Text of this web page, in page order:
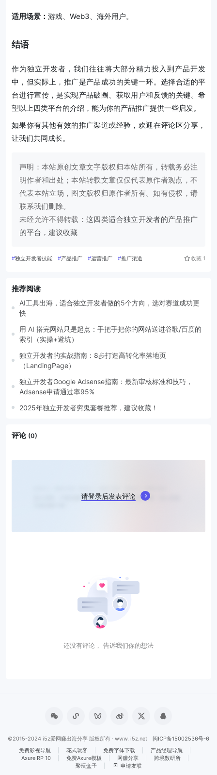
适用场景： 游戏、Web3、海外用户。
结语
作为独立开发者，我们往往将大部分精力投入到产品开发
中，但实际上，推广是产品成功的关键一环。选择合适的平
台进行宣传，是实现产品破圈、获取用户和反馈的关键。希
望以上四类平台的介绍，能为你的产品推广提供一些启发。
如果你有其他有效的推广渠道或经验，欢迎在评论区分享，
让我们共同成长。
声明：本站原创文章文字版权归本站所有，转载务必注
明作者和出处；本站转载文章仅仅代表原作者观点，不
代表本站立场，图文版权归原作者所有。如有侵权，请
联系我们删除。
未经允许不得转载：这四类适合独立开发者的产品推广
的平台，建议收藏
#独立开发者技能 #产品推广 #运营推广 #推广渠道 收藏 1
推荐阅读
AI工具出海，适合独立开发者做的5个方向，选对赛道成功更
快
用 AI 搭完网站只是起点：手把手把你的网站送进谷歌/百度的
索引（实操+避坑）
独立开发者的实战指南：8步打造高转化率落地页
（LandingPage）
独立开发者Google Adsense指南：最新审核标准和技巧，
Adsense申请通过率95%
2025年独立开发者穷鬼套餐推荐，建议收藏！
评论 (0)
请登录后发表评论
还没有评论， 告诉我们你的想法
©2015-2024 i5z爱网赚出海分享 版权所有 · www. i5z.net 闽ICP备15002536号-6
免费影视导航
花式玩客 免费字体下载
产品经理导航
Axure RP 10
免费Axure模板 网赚分享
跨境数研所
聚玩盒子
申请友联